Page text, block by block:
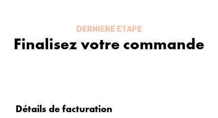
DERNIERE ETAPE
Finalisez votre commande
Détails de facturation